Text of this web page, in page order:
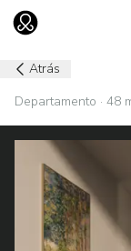
Ir al home
Atrás
Departamento · 48